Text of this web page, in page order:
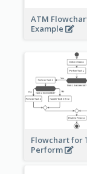
ATM
Example
Flowchart for
Perform